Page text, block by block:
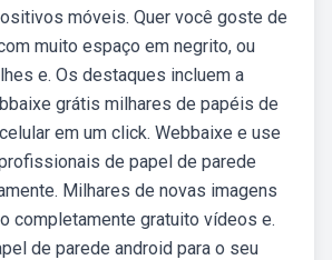
móveis. Quer você goste de
muito espaço em negrito, ou
e. Os destaques incluem a
grátis milhares de papéis de
em um click. Webbaixe e use
de papel de parede
Milhares de novas imagens
completamente gratuito vídeos e.
de parede android para o seu